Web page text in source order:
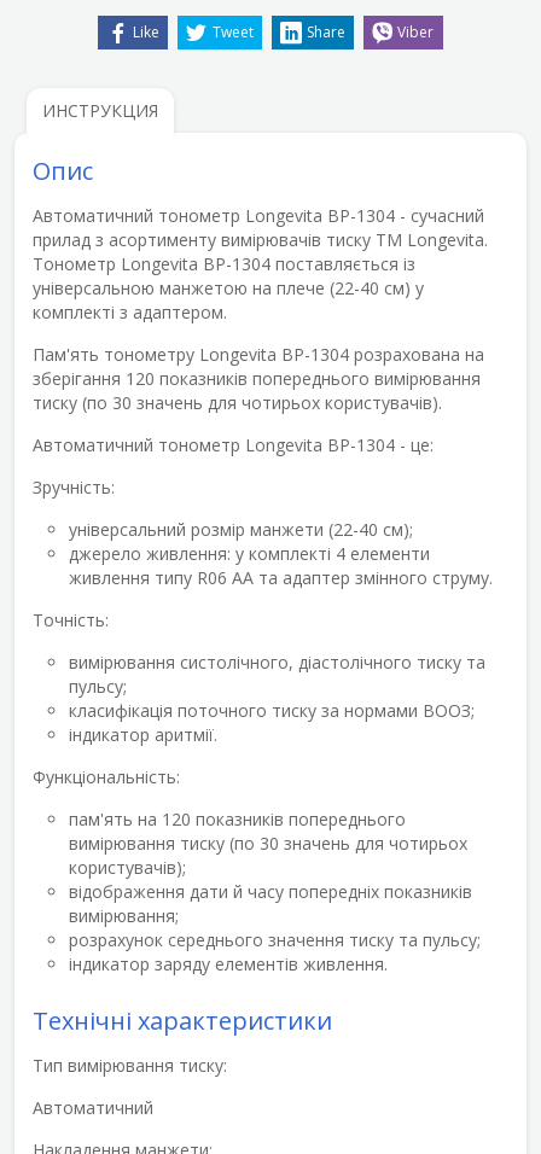
Like Tweet Share Viber
ИНСТРУКЦИЯ
Опис
Автоматичний тонометр Longevita ВР-1304 - сучасний
прилад з асортименту вимірювачів тиску ТМ Longevita.
Тонометр Longevita ВР-1304 поставляється із
універсальною манжетою на плече (22-40 см) у
комплекті з адаптером.
Пам'ять тонометру Longevita ВР-1304 розрахована на
зберігання 120 показників попереднього вимірювання
тиску (по 30 значень для чотирьох користувачів).
Автоматичний тонометр Longevita ВР-1304 - це:
Зручність:
універсальний розмір манжети (22-40 см);
джерело живлення: у комплекті 4 елементи
живлення типу R06 АА та адаптер змінного струму.
Точність:
вимірювання систолічного, діастолічного тиску та
пульсу;
класифікація поточного тиску за нормами ВООЗ;
індикатор аритмії.
Функціональність:
пам'ять на 120 показників попереднього
вимірювання тиску (по 30 значень для чотирьох
користувачів);
відображення дати й часу попередніх показників
вимірювання;
розрахунок середнього значення тиску та пульсу;
індикатор заряду елементів живлення.
Технічні характеристики
Тип вимірювання тиску:
Автоматичний